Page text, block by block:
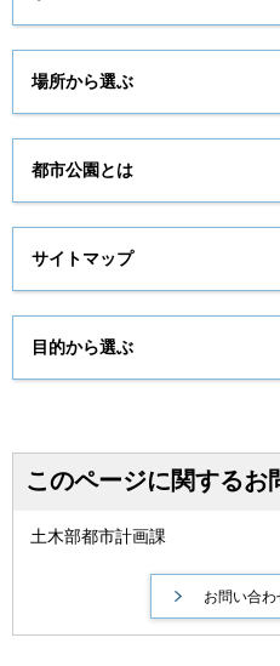
場所から選ぶ
都市公園とは
サイトマップ
目的から選ぶ
このページに関するお
土木部都市計画課